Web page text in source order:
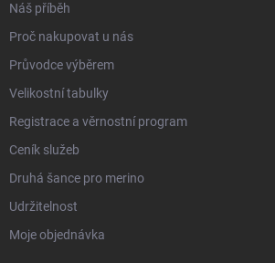
Náš příběh
Proč nakupovat u nás
Průvodce výběrem
Velikostní tabulky
Registrace a věrnostní program
Ceník služeb
Druhá šance pro merino
Udržitelnost
Moje objednávka